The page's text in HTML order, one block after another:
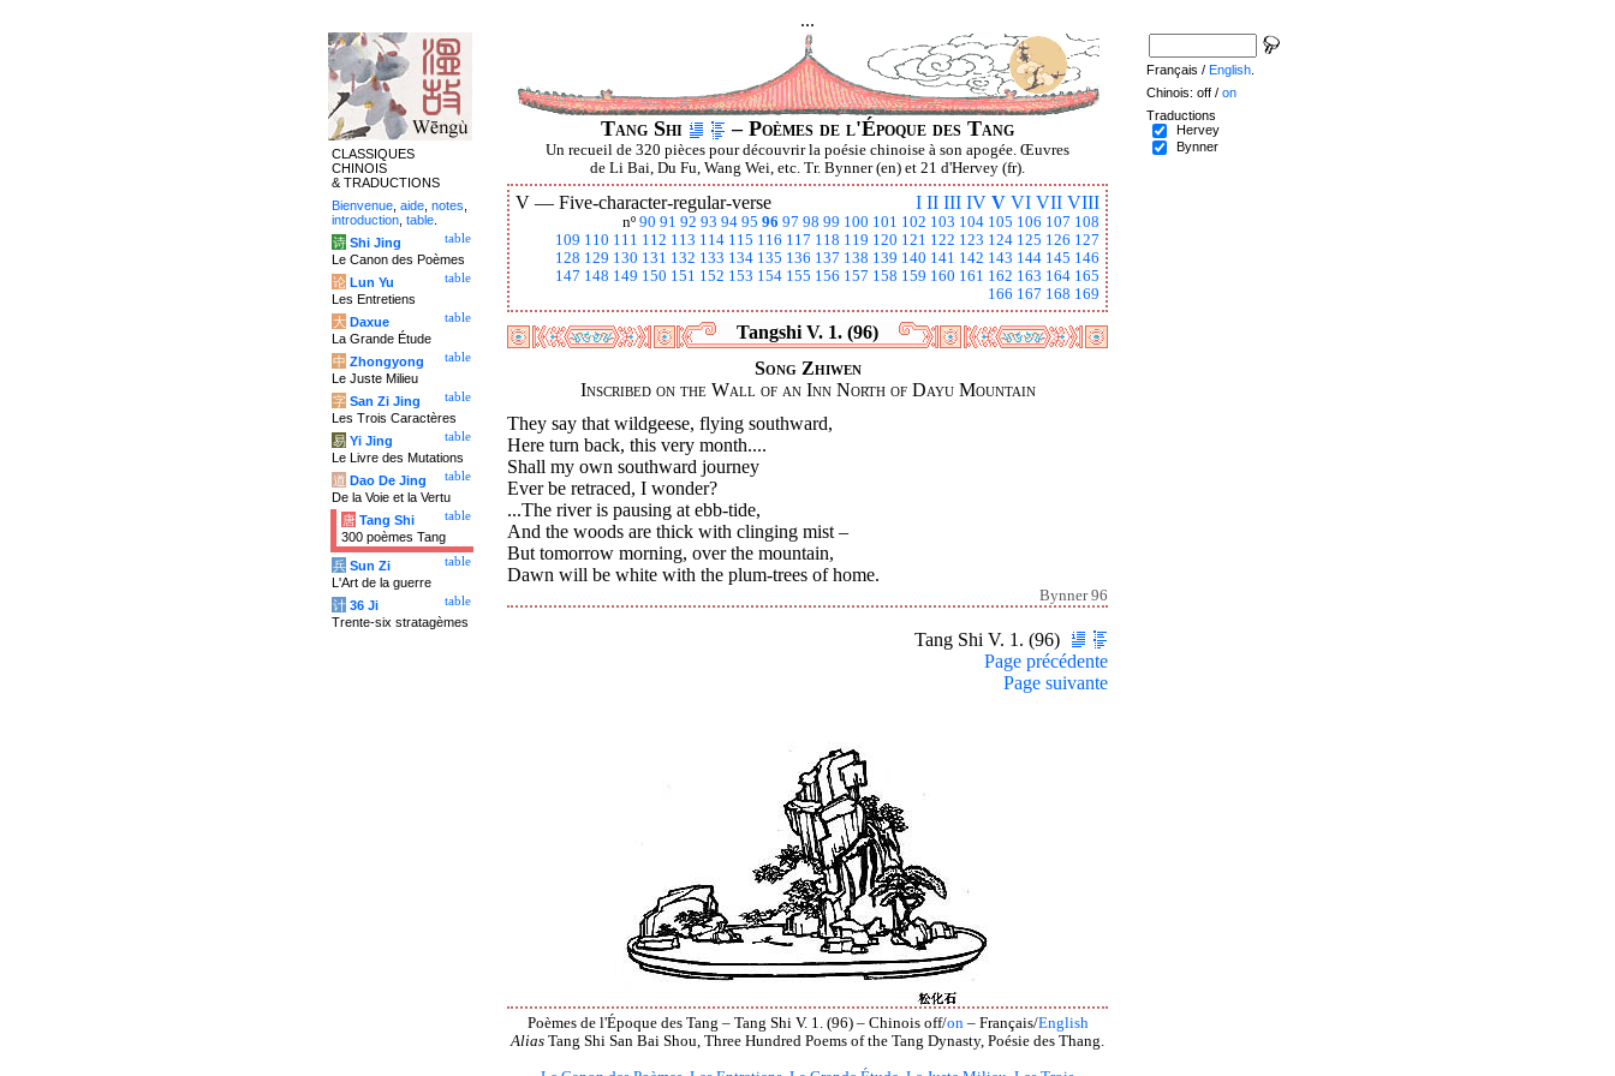
...
Tang Shi – Poèmes de l'Époque des Tang
Un recueil de 320 pièces pour découvrir la poésie chinoise à son apogée. Œuvres
de Li Bai, Du Fu, Wang Wei, etc. Tr. Bynner (en) et 21 d'Hervey (fr).
I II III IV V VI VII VIII
V — Five-character-regular-verse
nº 90 91 92 93 94 95 96 97 98 99 100 101 102 103 104 105 106 107 108
109 110 111 112 113 114 115 116 117 118 119 120 121 122 123 124 125 126 127
128 129 130 131 132 133 134 135 136 137 138 139 140 141 142 143 144 145 146
147 148 149 150 151 152 153 154 155 156 157 158 159 160 161 162 163 164 165
166 167 168 169
Tangshi V. 1. (96)
Song Zhiwen
Inscribed on the Wall of an Inn North of Dayu Mountain
They say that wildgeese, flying southward,
Here turn back, this very month....
Shall my own southward journey
Ever be retraced, I wonder?
...The river is pausing at ebb-tide,
And the woods are thick with clinging mist –
But tomorrow morning, over the mountain,
Dawn will be white with the plum-trees of home.
Bynner 96
Tang Shi V. 1. (96)
Page précédente
Page suivante
Poèmes de l'Époque des Tang – Tang Shi V. 1. (96) – Chinois off/on– Français/English
Alias Tang Shi San Bai Shou, Three Hundred Poems of the Tang Dynasty, Poésie des Thang.
CLASSIQUES
CHINOIS
& TRADUCTIONS
Bienvenue aide notes
introduction table
table
诗 Shi Jing
Le Canon des Poèmes
table
论 Lun Yu
Les Entretiens
table
大 Daxue
La Grande Étude
table
中 Zhongyong
Le Juste Milieu
table
字 San Zi Jing
Les Trois Caractères
table
易 Yi Jing
Le Livre des Mutations
table
道 Dao De Jing
De la Voie et la Vertu
table
唐 Tang Shi
300 poèmes Tang
table
兵 Sun Zi
L'Art de la guerre
table
计 36 Ji
Trente-six stratagèmes
Français / English
Chinois: off / on
Traductions
Hervey
Bynner